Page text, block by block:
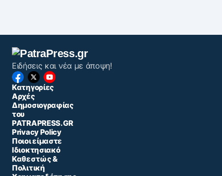
Ειδήσεις και νέα με άποψη!
Κατηγορίες
Αρχές
Δημοσιογραφίας
του
PATRAPRESS.GR
Privacy Policy
Ποιοι είμαστε
Ιδιοκτησιακό
Καθεστώς &
Πολιτική